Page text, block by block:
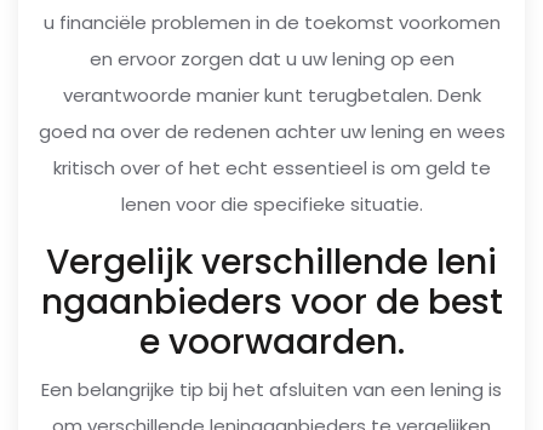
u financiële problemen in de toekomst voorkomen
en ervoor zorgen dat u uw lening op een
verantwoorde manier kunt terugbetalen. Denk
goed na over de redenen achter uw lening en wees
kritisch over of het echt essentieel is om geld te
lenen voor die specifieke situatie.
Vergelijk verschillende leni
ngaanbieders voor de best
e voorwaarden.
Een belangrijke tip bij het afsluiten van een lening is